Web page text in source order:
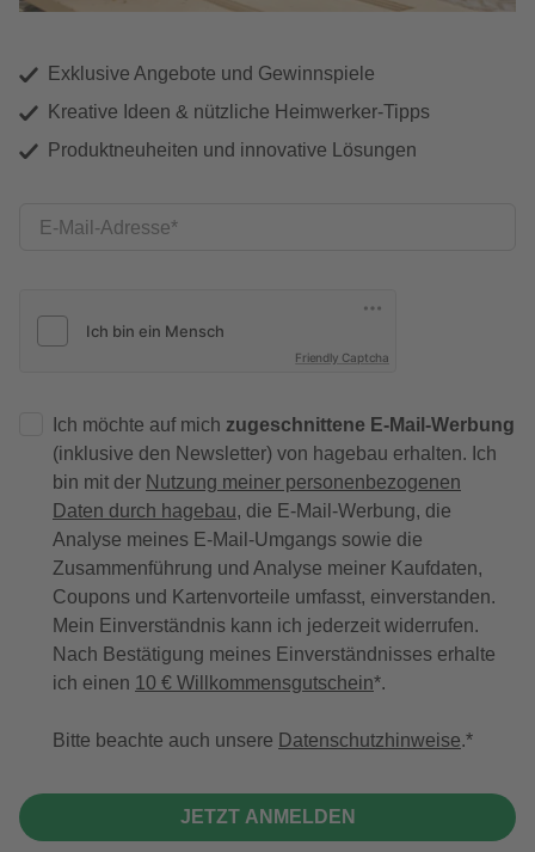
Exklusive Angebote und Gewinnspiele
Kreative Ideen & nützliche Heimwerker-Tipps
Produktneuheiten und innovative Lösungen
E-Mail-Adresse
Friendly Captcha
Ich möchte auf mich zugeschnittene E-Mail-Werbung
(inklusive den Newsletter) von hagebau erhalten. Ich
bin mit der Nutzung meiner personenbezogenen
Daten durch hagebau, die E-Mail-Werbung, die
Analyse meines E-Mail-Umgangs sowie die
Zusammenführung und Analyse meiner Kaufdaten,
Coupons und Kartenvorteile umfasst, einverstanden.
Mein Einverständnis kann ich jederzeit widerrufen.
Nach Bestätigung meines Einverständnisses erhalte
ich einen 10 € Willkommensgutschein*.
Bitte beachte auch unsere Datenschutzhinweise.
JETZT ANMELDEN